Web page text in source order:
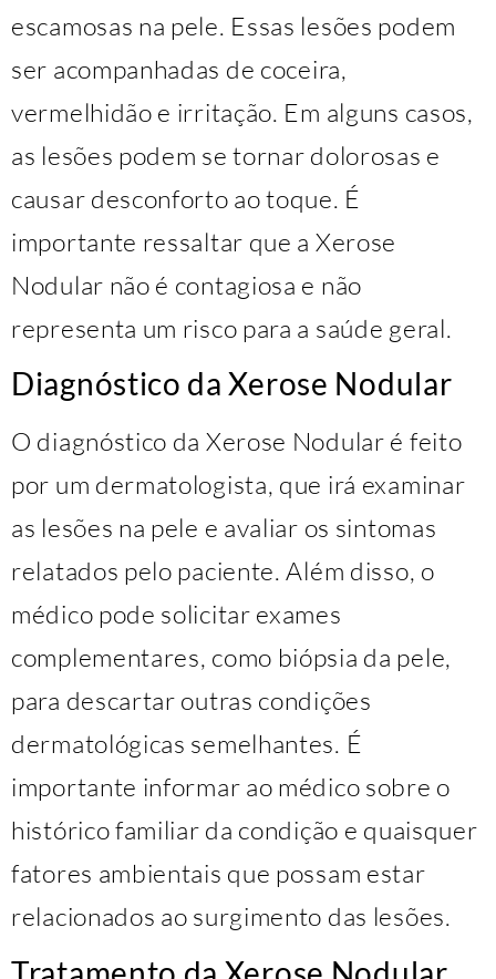
escamosas na pele. Essas lesões podem
ser acompanhadas de coceira,
vermelhidão e irritação. Em alguns casos,
as lesões podem se tornar dolorosas e
causar desconforto ao toque. É
importante ressaltar que a Xerose
Nodular não é contagiosa e não
representa um risco para a saúde geral.
Diagnóstico da Xerose Nodular
O diagnóstico da Xerose Nodular é feito
por um dermatologista, que irá examinar
as lesões na pele e avaliar os sintomas
relatados pelo paciente. Além disso, o
médico pode solicitar exames
complementares, como biópsia da pele,
para descartar outras condições
dermatológicas semelhantes. É
importante informar ao médico sobre o
histórico familiar da condição e quaisquer
fatores ambientais que possam estar
relacionados ao surgimento das lesões.